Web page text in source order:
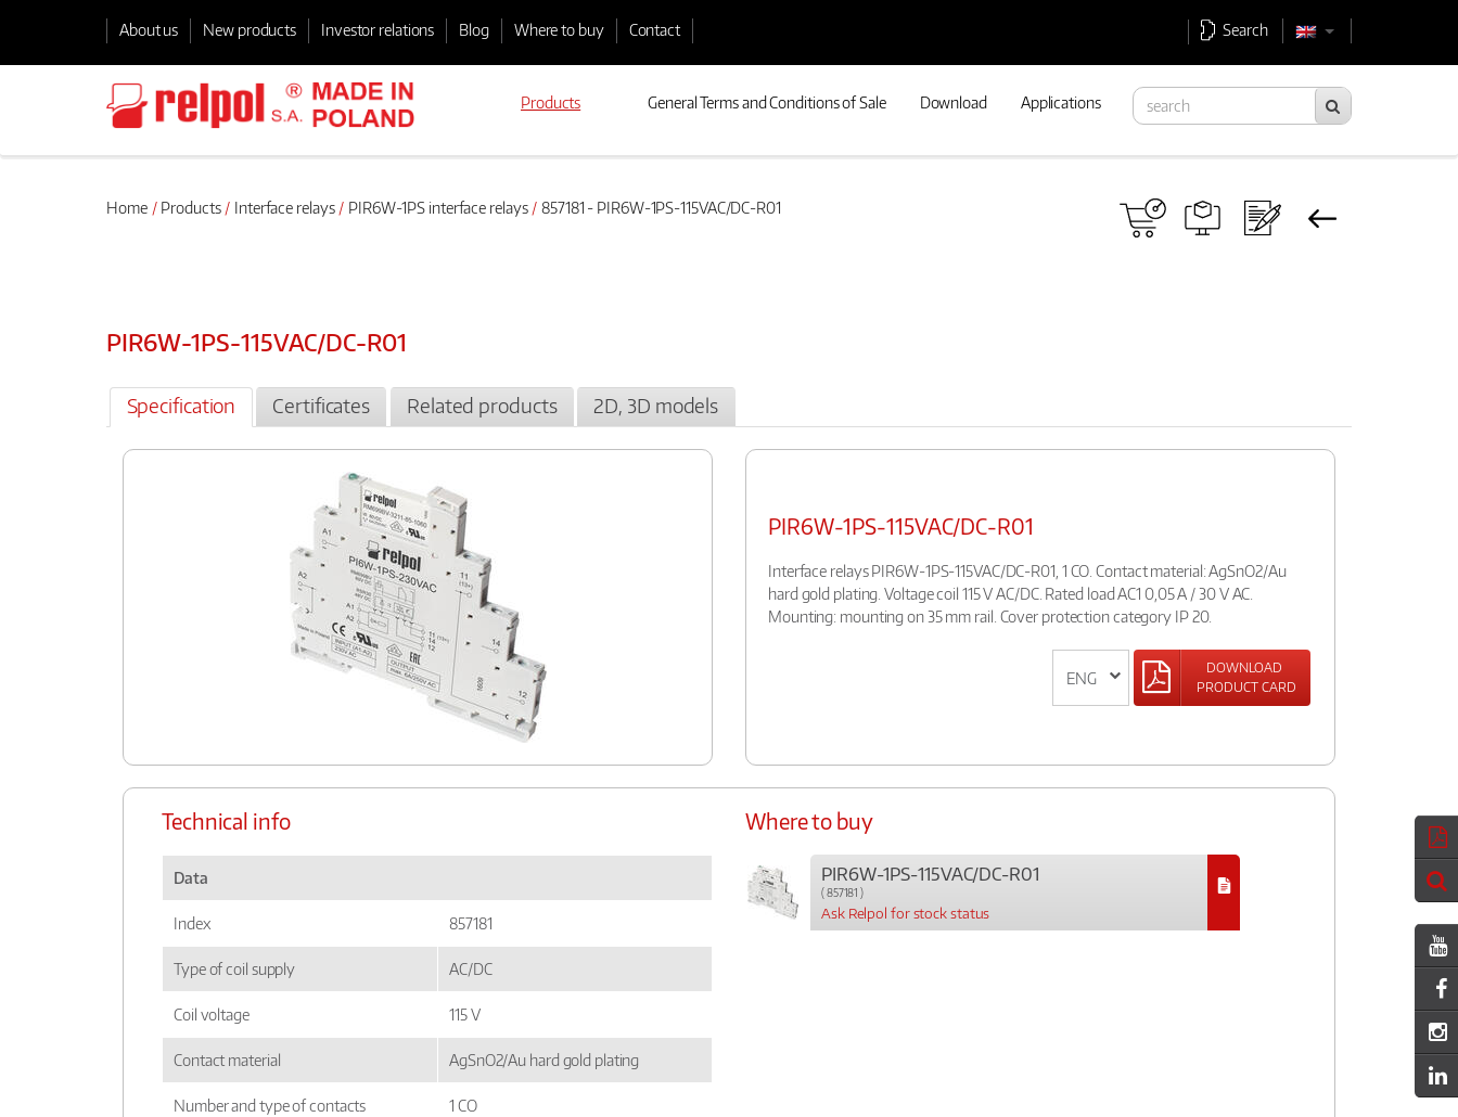
About us New products Investor relations Blog Where to buy Contact Search
Products General Terms and Conditions of Sale Download Applications
Home Products Interface relays PIR6W-1PS interface relays 857181 - PIR6W-1PS-115VAC/DC-R01
PIR6W-1PS-115VAC/DC-R01
Specification Certificates Related products 2D, 3D models
PIR6W-1PS-115VAC/DC-R01
Interface relays PIR6W-1PS-115VAC/DC-R01, 1 CO. Contact material: AgSnO2/Au
hard gold plating. Voltage coil 115 V AC/DC. Rated load AC1 0,05 A / 30 V AC.
Mounting: mounting on 35 mm rail. Cover protection category IP 20.
DOWNLOAD
PRODUCT CARD
Technical info
Data
Index 857181
Type of coil supply AC/DC
Coil voltage 115 V
Contact material AgSnO2/Au hard gold plating
Number and type of contacts 1 CO
Where to buy
PIR6W-1PS-115VAC/DC-R01
( 857181 )
Ask Relpol for stock status